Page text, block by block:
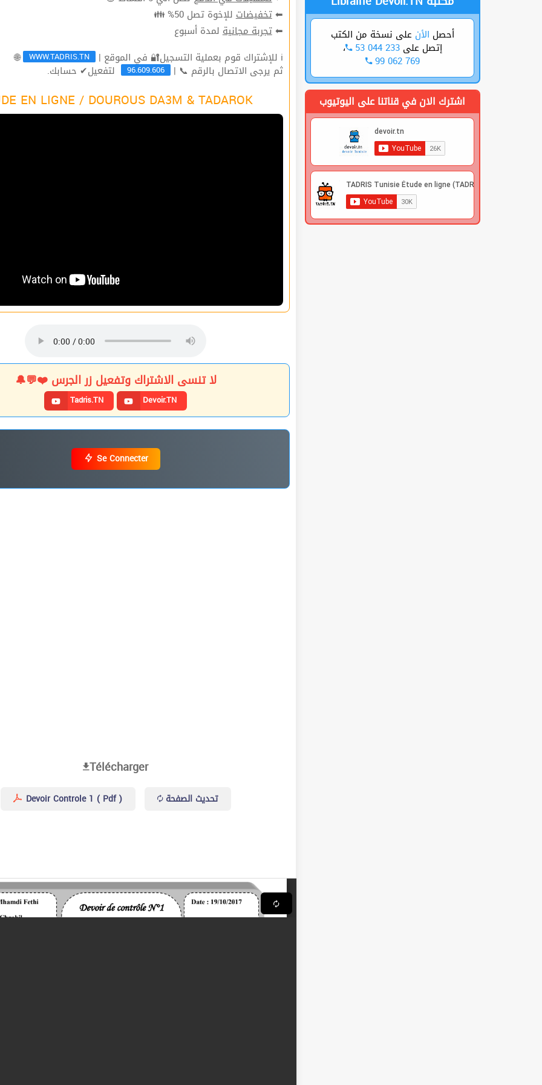
⬅تخفيضاتللإخوة تصل 50% 👪
⬅تجربة مجانيةلمدة أسبوع
ℹ للإشتراك قوم بعملية التسجيل🔐 في الموقع |
WWW.TADRIS.TN
🌐
ثم يرجى الاتصال بالرقم 📞 | 96.609.606 لتفعيل✔ حسابك.
EN LIGNE / DOUROUS DA3M & TADAROK
لا تنسى الاشتراك وتفعيل زر الجرس ❤️💬🔔
Tadris.TN Devoir.TN
Se Connecter
Télécharger
Devoir Controle 1 ( Pdf ) تحديث الصفحة
أحصل الأن على نسخة من الكتب
إتصل على53 044 233 ،
99 062 769
اشترك الان في قناتنا على اليوتيوب